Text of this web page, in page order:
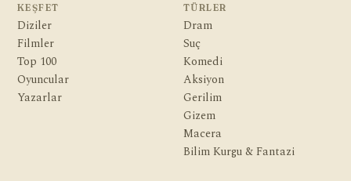
KEŞFET
Diziler
Filmler
Top 100
Oyuncular
Yazarlar
TÜRLER
Dram
Suç
Komedi
Aksiyon
Gerilim
Gizem
Macera
Bilim Kurgu & Fantazi